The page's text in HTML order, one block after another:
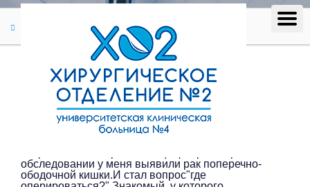
Отзыв #274
Отзыв #274
Мудрова Нина Павловна / Орел / (04.05.2023)
обследовании у меня выявили рак поперечно-
ободочной кишки.И стал вопрос"где